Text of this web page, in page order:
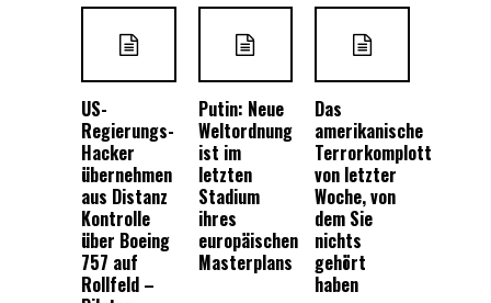
US-
Regierungs-
Hacker
übernehmen
aus Distanz
Kontrolle
über Boeing
757 auf
Rollfeld –
Putin: Neue
Weltordnung
ist im
letzten
Stadium
ihres
europäischen
Masterplans
Das
amerikanische
Terrorkomplott
von letzter
Woche, von
dem Sie
nichts
gehört
haben